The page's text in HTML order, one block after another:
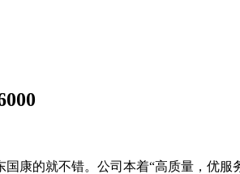
国康的就不错。公司本着“高质量，优